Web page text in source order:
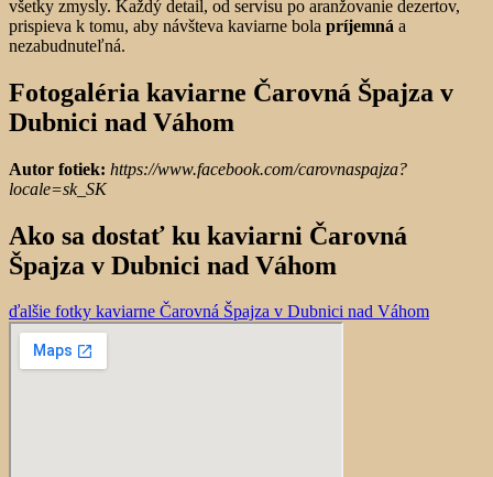
všetky zmysly. Každý detail, od servisu po aranžovanie dezertov,
prispieva k tomu, aby návšteva kaviarne bola príjemná a
nezabudnuteľná.
Fotogaléria kaviarne Čarovná Špajza v
Dubnici nad Váhom
Autor fotiek: https://www.facebook.com/carovnaspajza?
locale=sk_SK
Ako sa dostať ku kaviarni Čarovná
Špajza v Dubnici nad Váhom
ďalšie fotky kaviarne Čarovná Špajza v Dubnici nad Váhom